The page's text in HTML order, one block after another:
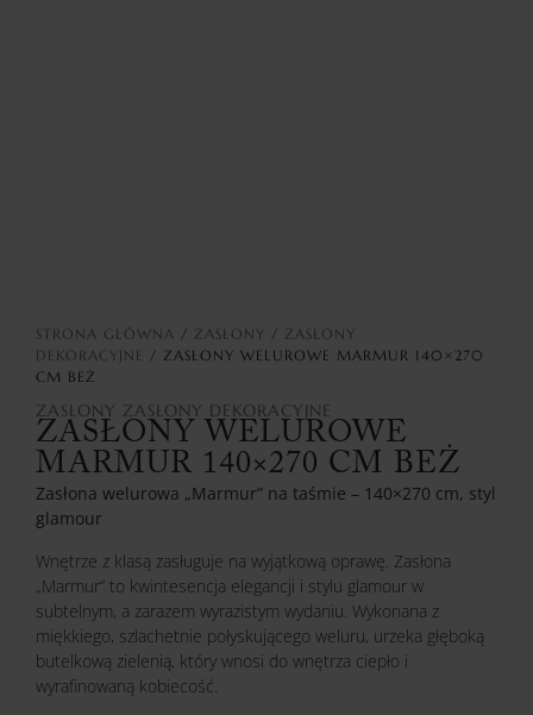
STRONA GŁÓWNA / ZASŁONY / ZASŁONY
DEKORACYJNE / ZASŁONY WELUROWE MARMUR 140×270
CM BEŻ
ZASŁONY ZASŁONY DEKORACYJNE
ZASŁONY WELUROWE
MARMUR 140×270 CM BEŻ
Zasłona welurowa „Marmur” na taśmie – 140×270 cm, styl
glamour
Wnętrze z klasą zasługuje na wyjątkową oprawę. Zasłona
„Marmur” to kwintesencja elegancji i stylu glamour w
subtelnym, a zarazem wyrazistym wydaniu. Wykonana z
miękkiego, szlachetnie połyskującego weluru, urzeka głęboką
butelkową zielenią, który wnosi do wnętrza ciepło i
wyrafinowaną kobiecość.